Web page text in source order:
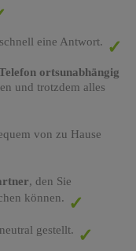
eine Antwort.
ortsunabhängig
und trotzdem alles
von zu Hause
, den Sie
können.
gestellt.